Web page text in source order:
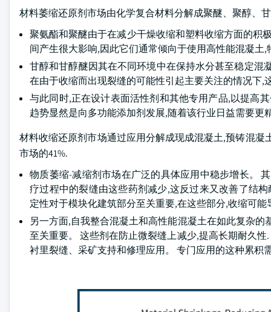
材料萎缩还原剂市场由化学复合材料分解成聚醚、聚醇、
聚氨酯和聚醚由于在减少干燥收缩和塑料收缩方面的积
间产生很大影响,因此它们通常倾向于使用高性能混凝土
甘醇和甘醇醚因其在不同环境中在保持水分甚至稳定混
在由于收缩而出现裂缝的可能性引起主要关注的情况下,
与此同时,正在设计表面活性剂和其他专用产品,以提高
趋势显然是向多功能添加剂发展,随着该行业日益需要
材料收缩还原剂市场通过应用分解成现成混凝土,预铸混
市场的41%.
物质萎缩-减缩剂市场在广泛的具体应用中稳步增长。
疗过程中的裂缝由这些药剂减少,这反过来又改善了结
定性对于模块化建筑部分至关重要,在这些部分,收缩可
另一方面,自我整合混凝土和高性能混凝土在如此复杂
至关重要。 这些剂在防止微裂缝上减少,提高长期耐久
衬里裂缝、采矿支持和修理应用。 专门应用的这种累